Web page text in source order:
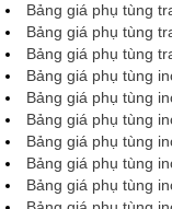
Bảng giá phụ tùng
Bảng giá phụ tùng
Bảng giá phụ tùng
Bảng giá phụ tùng
Bảng giá phụ tùng
Bảng giá phụ tùng
Bảng giá phụ tùng
Bảng giá phụ tùng
Bảng giá phụ tùng